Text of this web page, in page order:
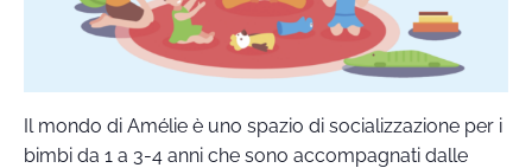
Il mondo di Amélie è uno spazio di socializzazione per i
bimbi da 1 a 3-4 anni che sono accompagnati dalle